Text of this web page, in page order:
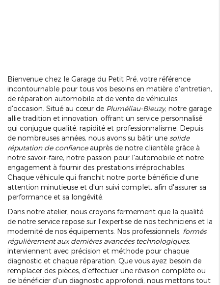
Bienvenue chez le Garage du Petit Pré, votre référence
incontournable pour tous vos besoins en matière d'entretien,
de réparation automobile et de vente de véhicules
d'occasion. Situé au cœur de Pluméliau-Bieuzy, notre garage
allie tradition et innovation, offrant un service personnalisé
qui conjugue qualité, rapidité et professionnalisme. Depuis
de nombreuses années, nous avons su bâtir une solide
réputation de confianceauprès de notre clientèle grâce à
notre savoir-faire, notre passion pour l'automobile et notre
engagement à fournir des prestations irréprochables.
Chaque véhicule qui franchit notre porte bénéficie d'une
attention minutieuse et d'un suivi complet, afin d'assurer sa
performance et sa longévité.
Dans notre atelier, nous croyons fermement que la qualité
de notre service repose sur l'expertise de nos techniciens et la
modernité de nos équipements. Nos professionnels, formés
régulièrement aux dernières avancées technologiques,
interviennent avec précision et méthode pour chaque
diagnostic et chaque réparation. Que vous ayez besoin de
remplacer des pièces, d'effectuer une révision complète ou
de bénéficier d'un diagnostic approfondi, nous mettons tout